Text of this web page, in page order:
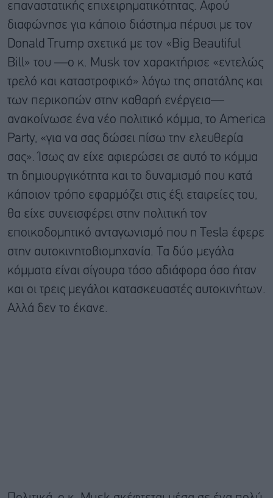
επαναστατικής επιχειρηματικότητας. Αφού
διαφώνησε για κάποιο διάστημα πέρυσι με τον
Donald Trump σχετικά με τον «Big Beautiful
Bill» του —ο κ. Musk τον χαρακτήρισε «εντελώς
τρελό και καταστροφικό» λόγω της σπατάλης και
των περικοπών στην καθαρή ενέργεια—
ανακοίνωσε ένα νέο πολιτικό κόμμα, το America
Party, «για να σας δώσει πίσω την ελευθερία
σας». Ίσως αν είχε αφιερώσει σε αυτό το κόμμα
τη δημιουργικότητα και το δυναμισμό που κατά
κάποιον τρόπο εφαρμόζει στις έξι εταιρείες του,
θα είχε συνεισφέρει στην πολιτική τον
εποικοδομητικό ανταγωνισμό που η Tesla έφερε
στην αυτοκινητοβιομηχανία. Τα δύο μεγάλα
κόμματα είναι σίγουρα τόσο αδιάφορα όσο ήταν
και οι τρεις μεγάλοι κατασκευαστές αυτοκινήτων.
Αλλά δεν το έκανε.